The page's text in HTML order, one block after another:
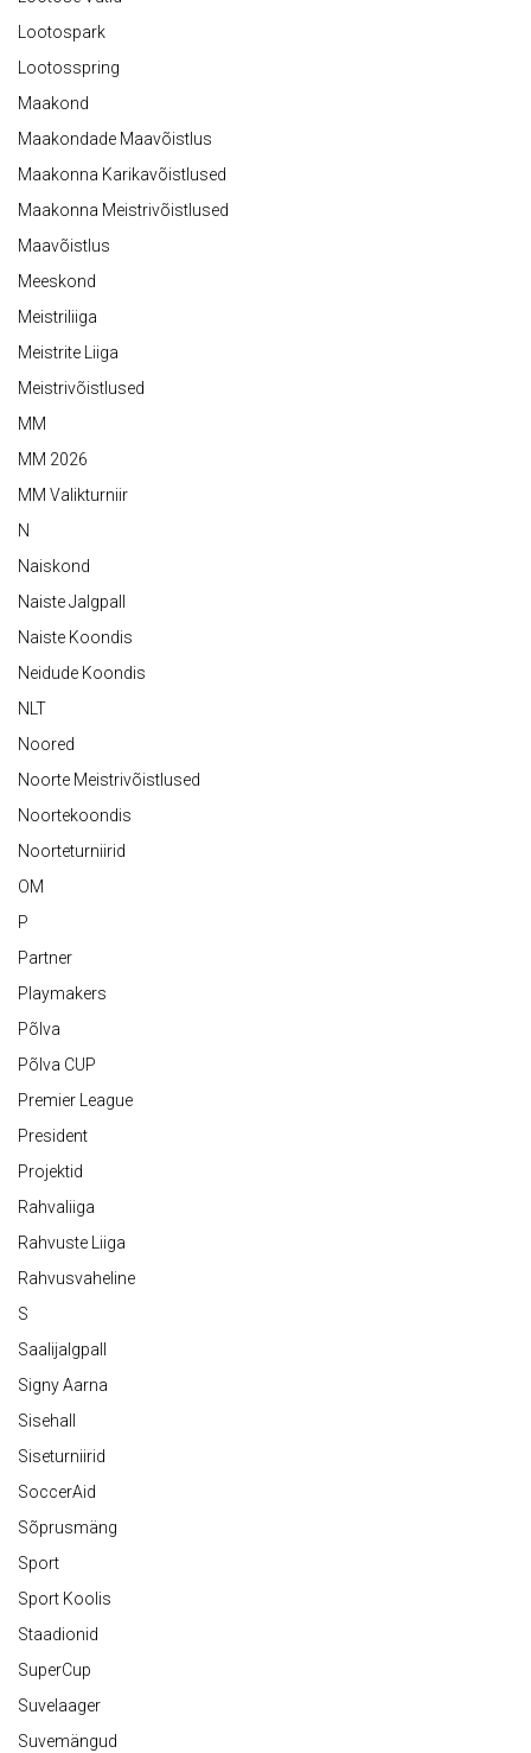
Lootospark
Lootosspring
Maakond
Maakondade Maavõistlus
Maakonna Karikavõistlused
Maakonna Meistrivõistlused
Maavõistlus
Meeskond
Meistriliiga
Meistrite Liiga
Meistrivõistlused
MM
MM 2026
MM Valikturniir
N
Naiskond
Naiste Jalgpall
Naiste Koondis
Neidude Koondis
NLT
Noored
Noorte Meistrivõistlused
Noortekoondis
Noorteturniirid
OM
P
Partner
Playmakers
Põlva
Põlva CUP
Premier League
President
Projektid
Rahvaliiga
Rahvuste Liiga
Rahvusvaheline
S
Saalijalgpall
Signy Aarna
Sisehall
Siseturniirid
SoccerAid
Sõprusmäng
Sport
Sport Koolis
Staadionid
SuperCup
Suvelaager
Suvemängud